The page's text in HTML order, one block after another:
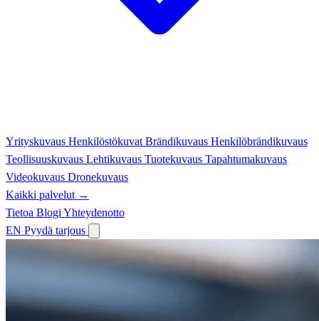
Yrityskuvaus Henkilöstökuvat Brändikuvaus Henkilöbrändikuvaus
Teollisuuskuvaus Lehtikuvaus Tuotekuvaus Tapahtumakuvaus
Videokuvaus Dronekuvaus
Kaikki palvelut →
Tietoa Blogi Yhteydenotto
EN Pyydä tarjous